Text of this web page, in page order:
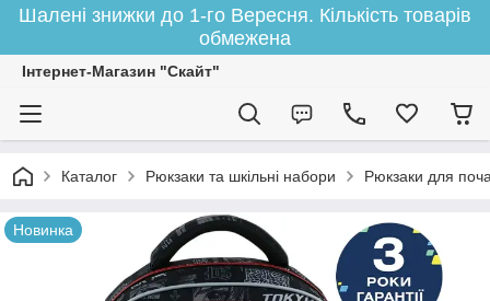
Шалені знижки до 1-го Вересня. Кількість товарів
обмежена
Інтернет-Магазин "Скайт"
Каталог Рюкзаки та шкільні набори Рюкзаки для
Новинка